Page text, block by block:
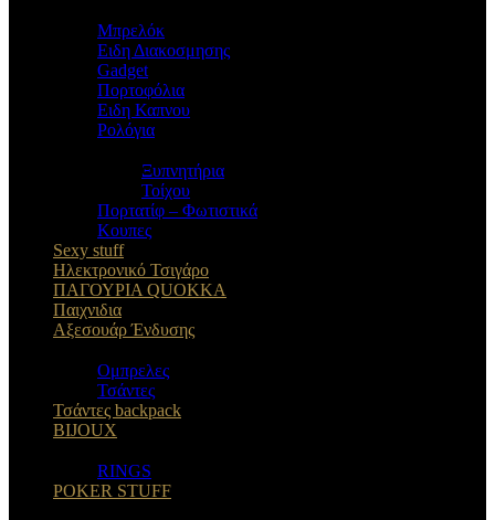
Μπρελόκ
Eιδη Διακοσμησης
Gadget
Πορτοφόλια
Ειδη Καπνου
Ρολόγια
Ξυπνητήρια
Τοίχου
Πορτατίφ – Φωτιστικά
Κουπες
Sexy stuff
Ηλεκτρονικό Τσιγάρο
ΠΑΓΟΥΡΙΑ QUOKKA
Παιχνιδια
Αξεσουάρ Ένδυσης
Oμπρελες
Τσάντες
Τσάντες backpack
BIJOUX
RINGS
POKER STUFF